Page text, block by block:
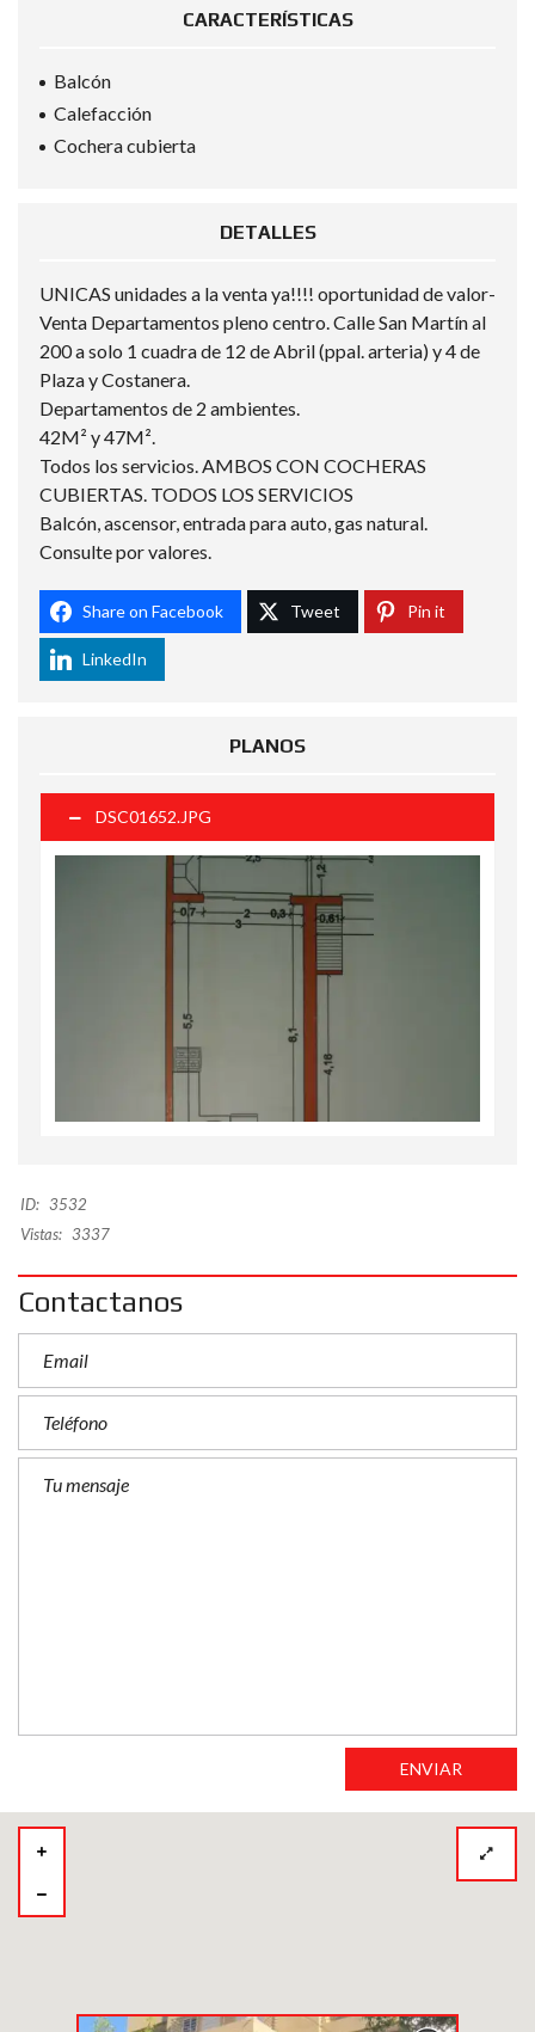
CARACTERÍSTICAS
Balcón
Calefacción
Cochera cubierta
DETALLES
UNICAS unidades a la venta ya!!!! oportunidad de valor-
Venta Departamentos pleno centro. Calle San Martín al
200 a solo 1 cuadra de 12 de Abril (ppal. arteria) y 4 de
Plaza y Costanera.
Departamentos de 2 ambientes.
42M² y 47M².
Todos los servicios. AMBOS CON COCHERAS
CUBIERTAS. TODOS LOS SERVICIOS
Balcón, ascensor, entrada para auto, gas natural.
Consulte por valores.
Share on Facebook Tweet Pin it
LinkedIn
PLANOS
DSC01652.JPG
ID: 3532
Vistas: 3337
Contactanos
ENVIAR